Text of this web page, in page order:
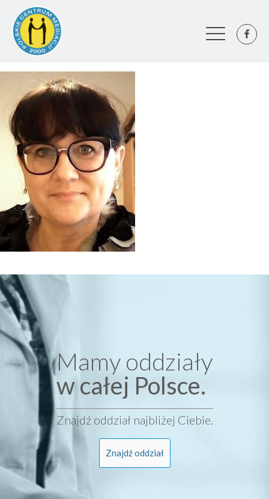
Mamy oddziały
w całej Polsce.
Znajdź oddział najbliżej Ciebie.
Znajdź oddział